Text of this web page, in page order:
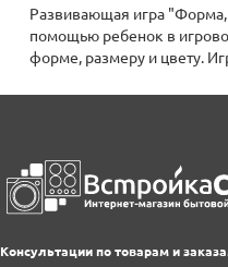
Развивающая игра "Форма,
помощью ребенок в
форме, размеру и цвету.
Консультации по товарам и